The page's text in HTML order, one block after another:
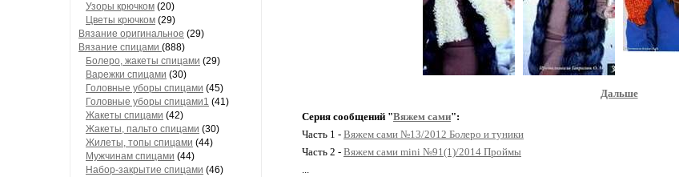
Узоры крючком (20)
Цветы крючком (29)
Вязание оригинальное (29)
Вязание спицами (888)
Болеро, жакеты спицами (29)
Варежки спицами (30)
Головные уборы спицами (45)
Головные уборы спицами1 (41)
Жакеты спицами (42)
Жакеты, пальто спицами (30)
Жилеты, топы спицами (44)
Мужчинам спицами (44)
Набор-закрытие спицами (46)
Дальше
Серия сообщений "Вяжем сами":
Часть 1 - Вяжем сами №13/2012 Болеро и туники
Часть 2 - Вяжем сами mini №91(1)/2014 Проймы
...